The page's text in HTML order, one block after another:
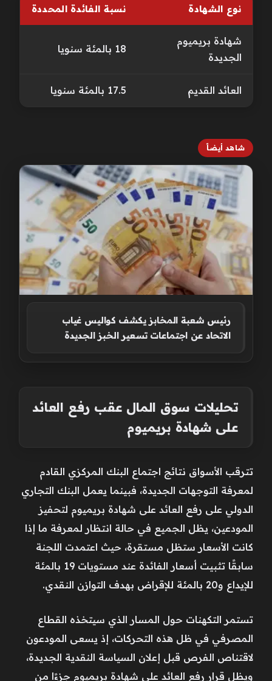
نوع الشهادة نسبة الفائدة المحددة
شهادة بريميوم
الجديدة
18 بالمئة سنويا
العائد القديم 17.5 بالمئة سنويا
شاهد أيضاً
رئيس شعبة المخابز يكشف كواليس غياب
الاتحاد عن اجتماعات تسعير الخبز الجديدة
تحليلات سوق المال عقب رفع العائد
على شهادة بريميوم
تترقب الأسواق نتائج اجتماع البنك المركزي القادم
لمعرفة التوجهات الجديدة، فبينما يعمل البنك التجاري
الدولي على رفع العائد على شهادة بريميوم لتحفيز
المودعين، يظل الجميع في حالة انتظار لمعرفة ما إذا
كانت الأسعار ستظل مستقرة، حيث اعتمدت اللجنة
سابقًا تثبيت أسعار الفائدة عند مستويات 19 بالمئة
للإيداع و20 بالمئة للإقراض بهدف التوازن النقدي.
تستمر التكهنات حول المسار الذي سيتخذه القطاع
المصرفي في ظل هذه التحركات، إذ يسعى المودعون
لاقتناص الفرص قبل إعلان السياسة النقدية الجديدة،
ويظل قرار رفع العائد على شهادة بريميوم جزءًا من